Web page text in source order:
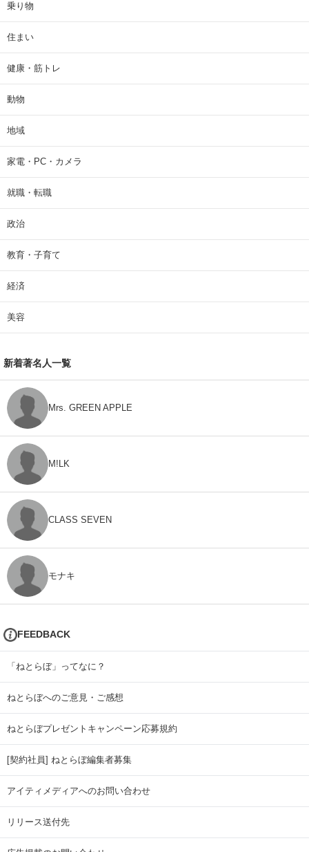
乗り物
住まい
健康・筋トレ
動物
地域
家電・PC・カメラ
就職・転職
政治
教育・子育て
経済
美容
新着著名人一覧
Mrs. GREEN APPLE
M!LK
CLASS SEVEN
モナキ
FEEDBACK
「ねとらぼ」ってなに？
ねとらぼへのご意見・ご感想
ねとらぼプレゼントキャンペーン応募規約
[契約社員] ねとらぼ編集者募集
アイティメディアへのお問い合わせ
リリース送付先